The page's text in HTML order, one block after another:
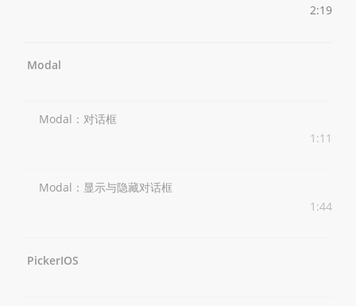
2:19
Modal
Modal：对话框
1:11
Modal：显示与隐藏对话框
1:44
PickerIOS